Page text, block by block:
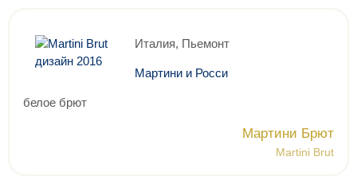
Италия, Пьемонт
Мартини и Росси
белое брют
Мартини Брют
Martini Brut